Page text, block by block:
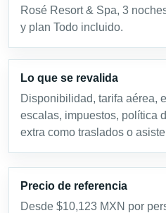
Rosé Resort & Spa, 3
y plan Todo incluido.
Lo que se revalida
Disponibilidad, tarifa aérea,
escalas, impuestos, política
extra como traslados o
Precio de referencia
Desde $10,123 MXN por